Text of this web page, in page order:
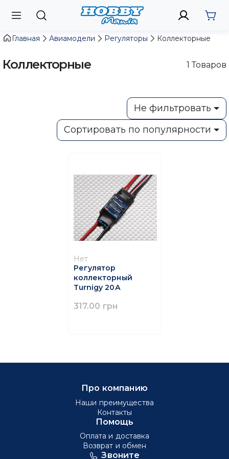
Главная Авиамодели Регуляторы Коллекторные
Коллекторные 1 Товаров
Не фильтровать
Сортировать по популярности
Нет
Регулятор
коллекторный
Turnigy 20А
317.00 грн
Звоните
Про компанию
Наши преимущества
Контакты
Помощь
Оплата и доставка
Возврат и обмен